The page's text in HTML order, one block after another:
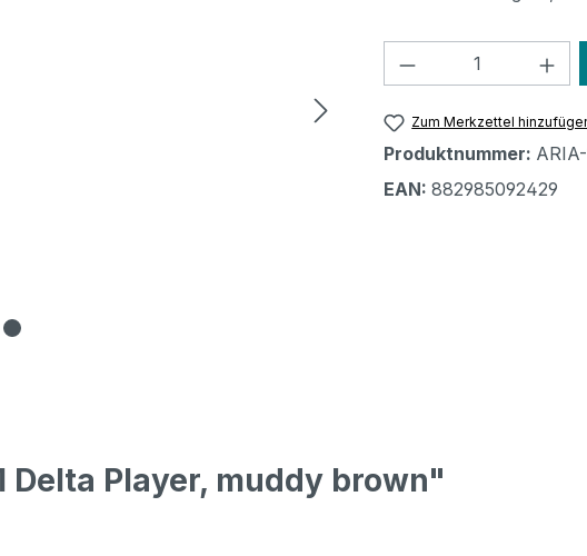
Produkt
Zum Merkzettel
Produktnummer:
EAN: 882985092429
Delta Player, muddy brown"